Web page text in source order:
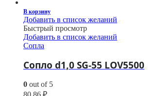
В корзину
Добавить в список желаний
Быстрый просмотр
Добавить в список желаний
Сопла
Сопло d1,0 SG-55 LOV5500
0 out of 5
80,86 ₽